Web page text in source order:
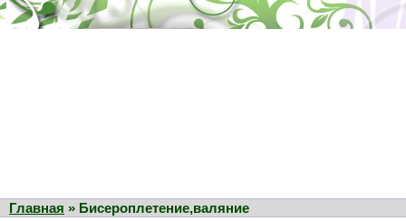
Главная » Бисероплетение,валяние